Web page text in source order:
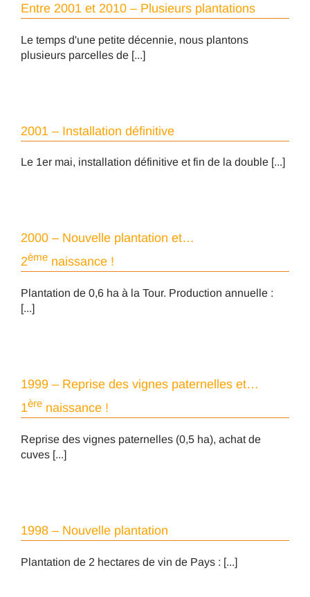
Entre 2001 et 2010 – Plusieurs plantations
Le temps d'une petite décennie, nous plantons
plusieurs parcelles de [...]
2001 – Installation définitive
Le 1er mai, installation définitive et fin de la double [...]
2000 – Nouvelle plantation et…
2ème naissance !
Plantation de 0,6 ha à la Tour. Production annuelle :
[...]
1999 – Reprise des vignes paternelles et…
1ère naissance !
Reprise des vignes paternelles (0,5 ha), achat de
cuves [...]
1998 – Nouvelle plantation
Plantation de 2 hectares de vin de Pays : [...]